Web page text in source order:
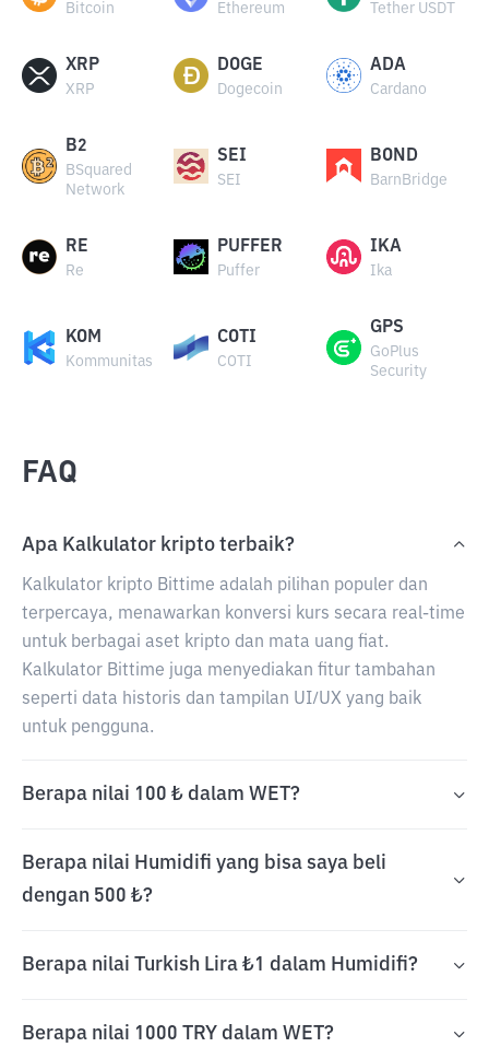
Bitcoin Ethereum Tether USDT
XRP
XRP
DOGE
Dogecoin
ADA
Cardano
B2
BSquared
Network
SEI
SEI
BOND
BarnBridge
RE
Re
PUFFER
Puffer
IKA
Ika
KOM
Kommunitas
COTI
COTI
GPS
GoPlus
Security
FAQ
Apa Kalkulator kripto terbaik?
Kalkulator kripto Bittime adalah pilihan populer dan
terpercaya, menawarkan konversi kurs secara real-time
untuk berbagai aset kripto dan mata uang fiat.
Kalkulator Bittime juga menyediakan fitur tambahan
seperti data historis dan tampilan UI/UX yang baik
untuk pengguna.
Berapa nilai 100 ₺ dalam WET?
Berapa nilai Humidifi yang bisa saya beli
dengan 500 ₺?
Berapa nilai Turkish Lira ₺1 dalam Humidifi?
Berapa nilai 1000 TRY dalam WET?